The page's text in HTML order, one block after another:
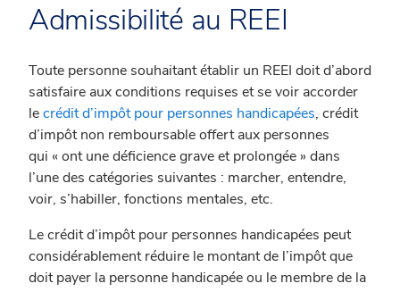
Admissibilité au REEI
Toute personne souhaitant établir un REEI doit d’abord
satisfaire aux conditions requises et se voir accorder
lecrédit d’impôt pour personnes handicapées, crédit
d’impôt non remboursable offert aux personnes
qui « ont une déficience grave et prolongée » dans
l’une des catégories suivantes : marcher, entendre,
voir, s’habiller, fonctions mentales, etc.
Le crédit d’impôt pour personnes handicapées peut
considérablement réduire le montant de l’impôt que
doit payer la personne handicapée ou le membre de la